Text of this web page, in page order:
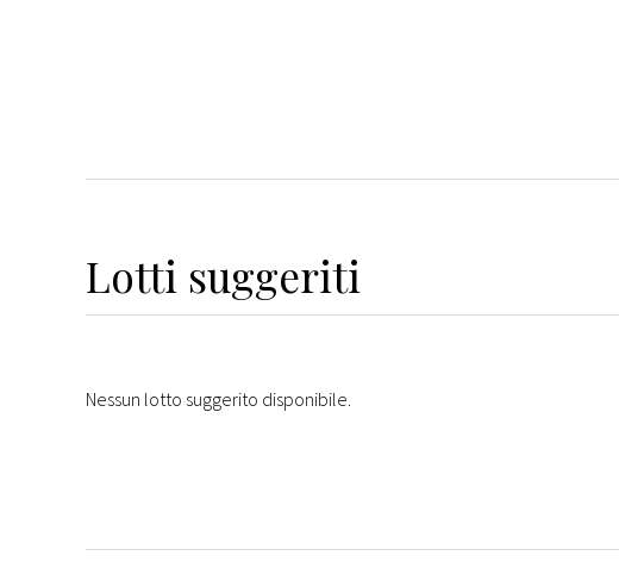
Lotti suggeriti
Nessun lotto suggerito disponibile.